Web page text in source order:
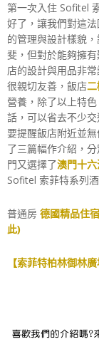
第一次入住 Sofitel
好了，讓我們對這
的管理與設計樣貌
斐，但對於能夠擁
店的設計與用品非
很親切友善，飯店
營養，除了以上特
話，可以省去不少
要提醒飯店附近並
了三篇幅作介紹，分
門又選擇了澳門十
Sofitel 索菲特系列
普通房 德國精品住
此)
【索菲特柏林御林